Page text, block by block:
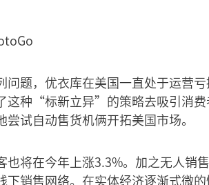
题，优衣库在美国一直处于运营亏
这种“标新立异”的策略去吸引消
试自动售货机俩开拓美国市场。
将在今年上涨3.3%。加之无人销
销售网络。在实体经济逐渐式微的